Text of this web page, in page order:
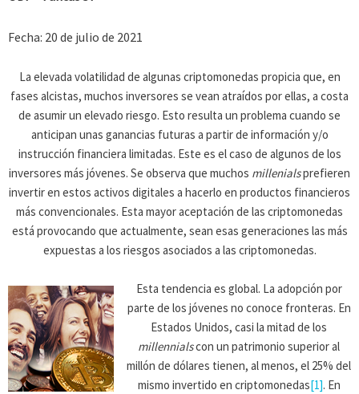
Fecha: 20 de julio de 2021
La elevada volatilidad de algunas criptomonedas propicia que, en
fases alcistas, muchos inversores se vean atraídos por ellas, a costa
de asumir un elevado riesgo. Esto resulta un problema cuando se
anticipan unas ganancias futuras a partir de información y/o
instrucción financiera limitadas. Este es el caso de algunos de los
inversores más jóvenes. Se observa que muchos millenialsprefieren
invertir en estos activos digitales a hacerlo en productos financieros
más convencionales. Esta mayor aceptación de las criptomonedas
está provocando que actualmente, sean esas generaciones las más
expuestas a los riesgos asociados a las criptomonedas.
Esta tendencia es global. La adopción por
parte de los jóvenes no conoce fronteras. En
Estados Unidos, casi la mitad de los
millennialscon un patrimonio superior al
millón de dólares tienen, al menos, el 25% del
mismo invertido en criptomonedas[1]. En